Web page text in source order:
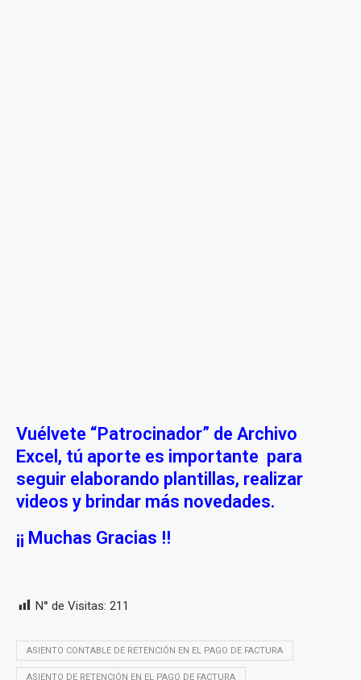
Vuélvete “Patrocinador” de Archivo
Excel, tú aporte es importante para
seguir elaborando plantillas, realizar
videos y brindar más novedades.
¡¡ Muchas Gracias !!
N° de Visitas: 211
ASIENTO CONTABLE DE RETENCIÓN EN EL PAGO DE FACTURA
ASIENTO DE RETENCIÓN EN EL PAGO DE FACTURA